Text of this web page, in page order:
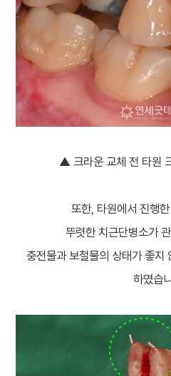
▲ 크라운 교체 전 타원
또한, 타원에서 진행
뚜렷한 치근단병소가
충전물과 보철물의 상태가 좋지
하였습